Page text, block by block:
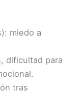
miedo a
dificultad para
tras